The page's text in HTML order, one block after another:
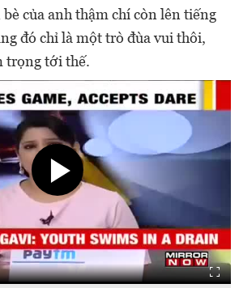
của anh thậm chí còn lên tiếng
đó chỉ là một trò đùa vui thôi,
trọng tới thế.